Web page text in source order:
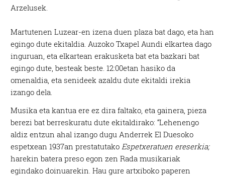
Arzelusek.
Martutenen Luzear-en izena duen plaza bat dago, eta han
egingo dute ekitaldia. Auzoko Txapel Aundi elkartea dago
inguruan, eta elkartean erakusketa bat eta bazkari bat
egingo dute, besteak beste. 12:00etan hasiko da
omenaldia, eta senideek azaldu dute ekitaldi irekia
izango dela.
Musika eta kantua ere ez dira faltako, eta gainera, pieza
berezi bat berreskuratu dute ekitaldirako: “Lehenengo
aldiz entzun ahal izango dugu Anderrek El Duesoko
espetxean 1937an prestatutako Espetxeratuen ereserkia;
harekin batera preso egon zen Rada musikariak
egindako doinuarekin. Hau gure artxiboko paperen